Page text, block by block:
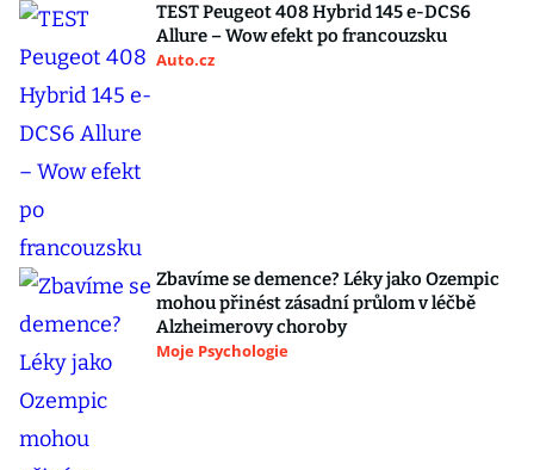
TEST Peugeot 408 Hybrid 145 e-DCS6
Allure – Wow efekt po francouzsku
Auto.cz
Zbavíme se demence? Léky jako Ozempic
mohou přinést zásadní průlom v léčbě
Alzheimerovy choroby
Moje Psychologie